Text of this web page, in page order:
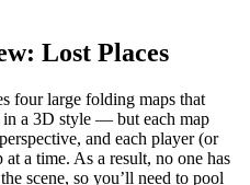
Lost Places
four large folding maps that
in a 3D style — but each map
and each player (or
a time. As a result, no one has
scene, so you’ll need to pool